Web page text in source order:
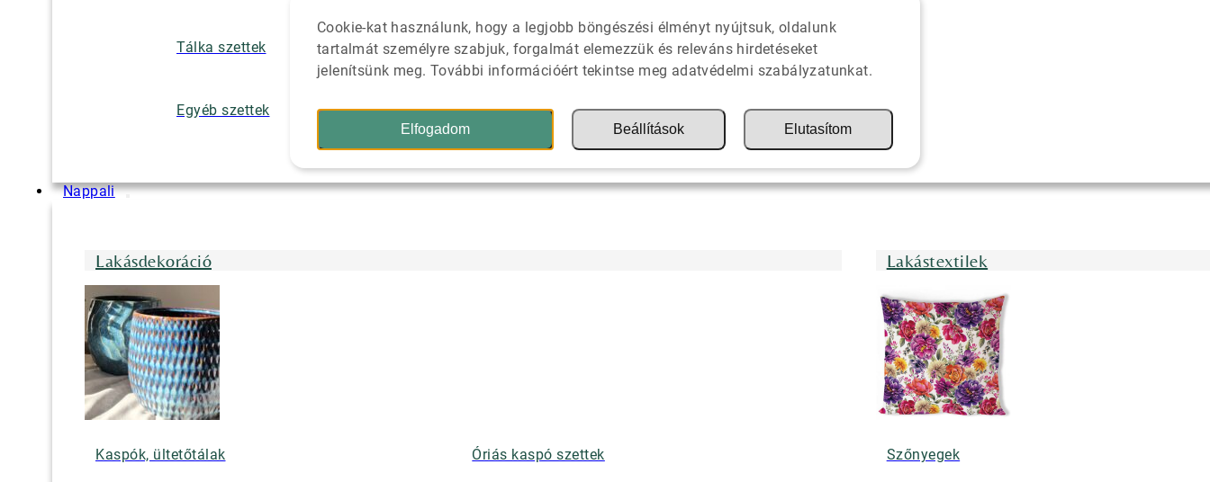
Tálka szettek
Egyéb szettek
Nappali
Lakásdekoráció
Kaspók, ültetőtálak Óriás kaspó szettek
Lakástextilek
Szőnyegek
Cookie-kat használunk, hogy a legjobb böngészési élményt nyújtsuk, oldalunk
tartalmát személyre szabjuk, forgalmát elemezzük és releváns hirdetéseket
jelenítsünk meg. További információért tekintse meg adatvédelmi szabályzatunkat.
Elfogadom Beállítások Elutasítom